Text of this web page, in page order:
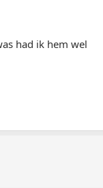
had ik hem wel